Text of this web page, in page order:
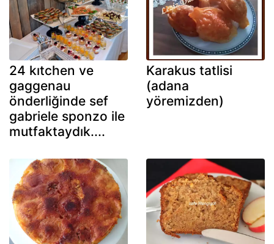
24 kıtchen ve
gaggenau
önderliğinde sef
gabriele sponzo ile
mutfaktaydık....
Karakus tatlisi
(adana
yöremizden)